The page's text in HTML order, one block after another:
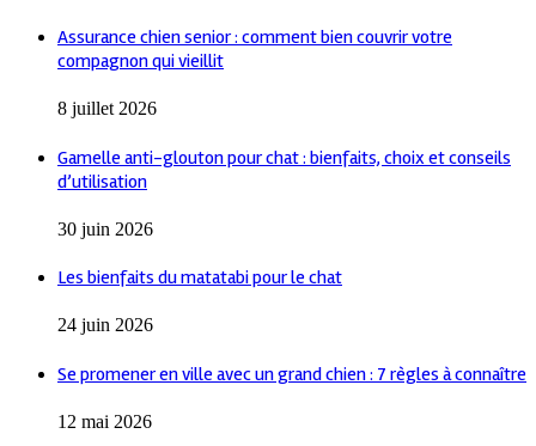
Assurance chien senior : comment bien couvrir votre
compagnon qui vieillit
8 juillet 2026
Gamelle anti-glouton pour chat : bienfaits, choix et conseils
d’utilisation
30 juin 2026
Les bienfaits du matatabi pour le chat
24 juin 2026
Se promener en ville avec un grand chien : 7 règles à connaître
12 mai 2026